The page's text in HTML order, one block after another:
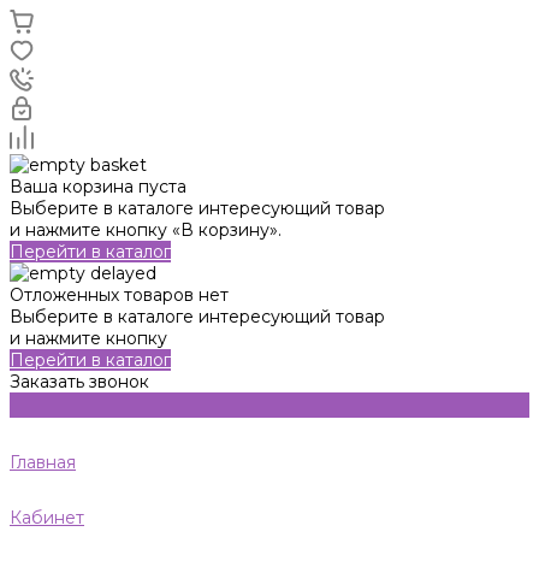
Ваша корзина пуста
Выберите в каталоге интересующий товар
и нажмите кнопку «В корзину».
Перейти в каталог
Отложенных товаров нет
Выберите в каталоге интересующий товар
и нажмите кнопку
Перейти в каталог
Заказать звонок
Главная
Кабинет